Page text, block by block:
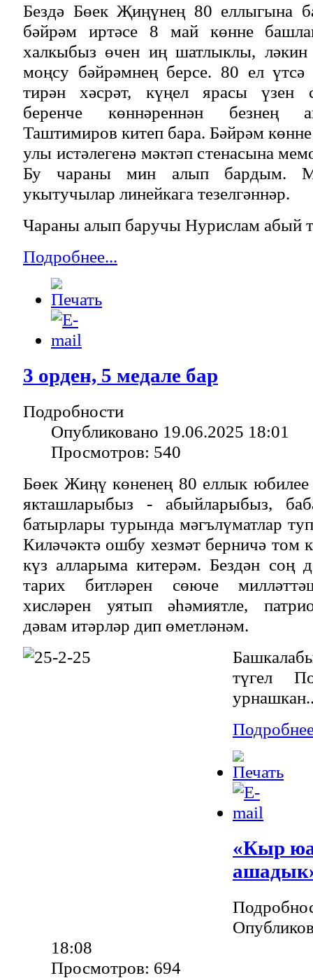
Бездә Бөек Җиңүнең 80 еллыгына
бәйрәм иртәсе 8 май көнне
халкыбыз өчен иң шатлыклы,
моңсу бәйрәмнең берсе. 80 ел
тирән хәсрәт, күңел ярасы үзен
беренче көннәреннән безнең
Таштимиров китеп бара. Бәйрәм
улы истәлегенә мәктәп стенасына
Бу чараны мин алып бардым.
укытучылар линейкага тезелгәннәр.
Чараны алып баручы Нурислам абый
Подробнее...
3 орден, 5 медале бар
Подробности
Опубликовано 19.06.2025 18:01
Просмотров: 540
Бөек Жиңү көненең 80 еллык юбилее
якташларыбыз - абыйларыбыз,
батырлары турында мәгълүматлар
Киләчәктә ошбу хезмәт берничә том
күз алларыма китерәм. Бездән соң
тарих битләрен сөюче
хисләрен уятып әһәмиятле,
дәвам итәрләр дип өметләнәм.
түгел
«Кыр
18:08
Просмотров: 694